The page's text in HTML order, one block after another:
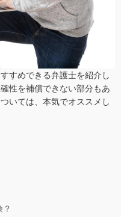
すめできる弁護士を紹介し
性を補償できない部分もあ
いては、本気でオススメし